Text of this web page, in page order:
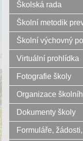
Školská rada
Školní metodik
Školní výchovný
Virtuální prohlídka
Fotografie školy
Organizace
Dokumenty školy
Formuláře,